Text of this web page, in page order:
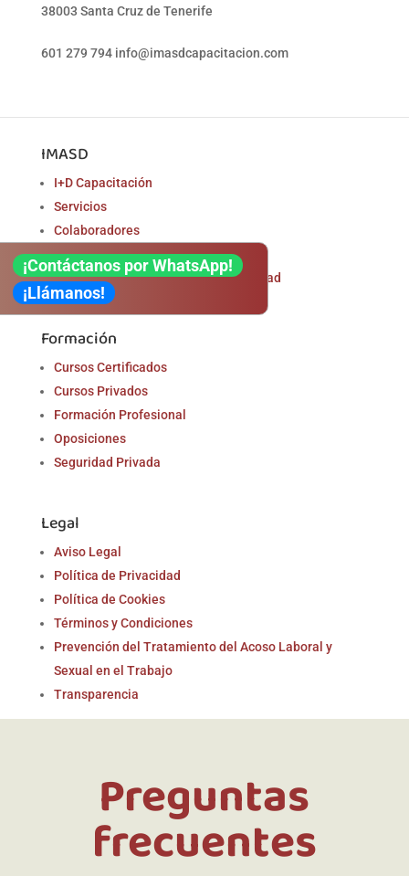
38003 Santa Cruz de Tenerife
601 279 794 info@imasdcapacitacion.com
IMASD
I+D Capacitación
Servicios
Colaboradores
Trabaja con nosotros
Politica Sistema De Gestión De Calidad
Formación
Cursos Certificados
Cursos Privados
Formación Profesional
Oposiciones
Seguridad Privada
Legal
Aviso Legal
Política de Privacidad
Política de Cookies
Términos y Condiciones
Prevención del Tratamiento del Acoso Laboral y
Sexual en el Trabajo
Transparencia
Preguntas
frecuentes
¡Contáctanos por WhatsApp!
¡Llámanos!